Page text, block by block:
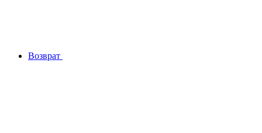
Возврат